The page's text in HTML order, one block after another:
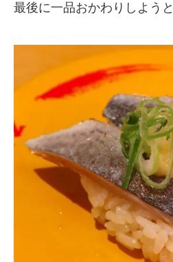
最後に一品おかわりしよう